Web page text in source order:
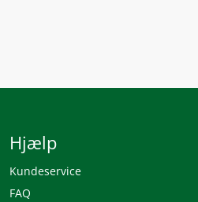
Hjælp
Kundeservice
FAQ